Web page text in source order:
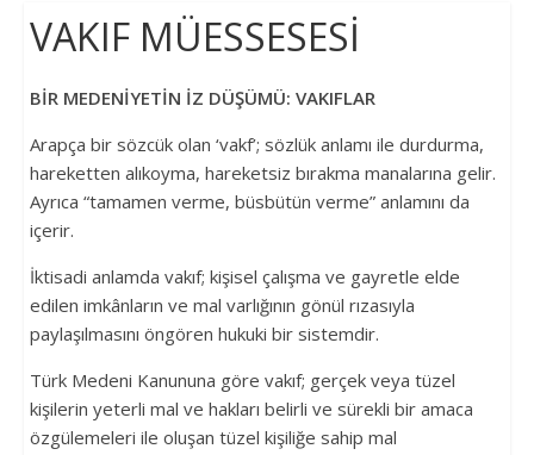
Kültür
ve
Eğitim
Vakfı
Manisa
Saruhanbey
Kültür
ve
Eğitim
VAKIF MÜESSESESİ
BİR MEDENİYETİN İZ DÜŞÜMÜ: VAKIFLAR
Arapça bir sözcük olan ‘vakf’; sözlük anlamı ile durdurma,
hareketten alıkoyma, hareketsiz bırakma manalarına gelir.
Ayrıca “tamamen verme, büsbütün verme” anlamını da
içerir.
İktisadi anlamda vakıf; kişisel çalışma ve gayretle elde
edilen imkânların ve mal varlığının gönül rızasıyla
paylaşılmasını öngören hukuki bir sistemdir.
Türk Medeni Kanununa göre vakıf; gerçek veya tüzel
kişilerin yeterli mal ve hakları belirli ve sürekli bir amaca
özgülemeleri ile oluşan tüzel kişiliğe sahip mal